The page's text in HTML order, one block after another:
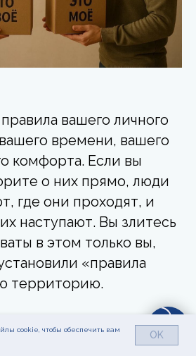
вашего личного
времени, вашего
комфорта. Если вы
о них прямо, люди
где они проходят, и
наступают. Вы злитесь
в этом только вы,
«правила
территорию.
— это вежливый,
знак: «Стоп! Здесь
cookie, чтобы обеспечить вам
OK